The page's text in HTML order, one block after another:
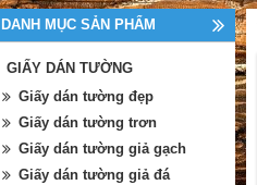
DANH MỤC SẢN PHẨM
GIẤY DÁN TƯỜNG
Giấy dán tường đẹp
Giấy dán tường trơn
Giấy dán tường giả gạch
Giấy dán tường giả đá